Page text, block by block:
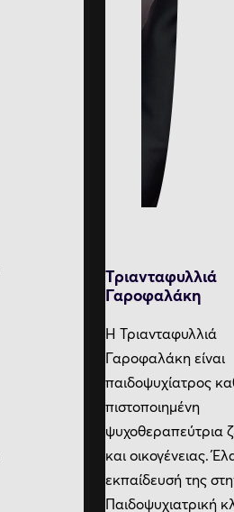
Τριανταφυλλιά
Γαροφαλάκη
Η Τριανταφυλλιά
Γαροφαλάκη είναι
παιδοψυχίατρος
πιστοποιημένη
ψυχοθεραπεύτρια
και oικογένειας.
εκπαίδευσή της
Παιδοψυχιατρική